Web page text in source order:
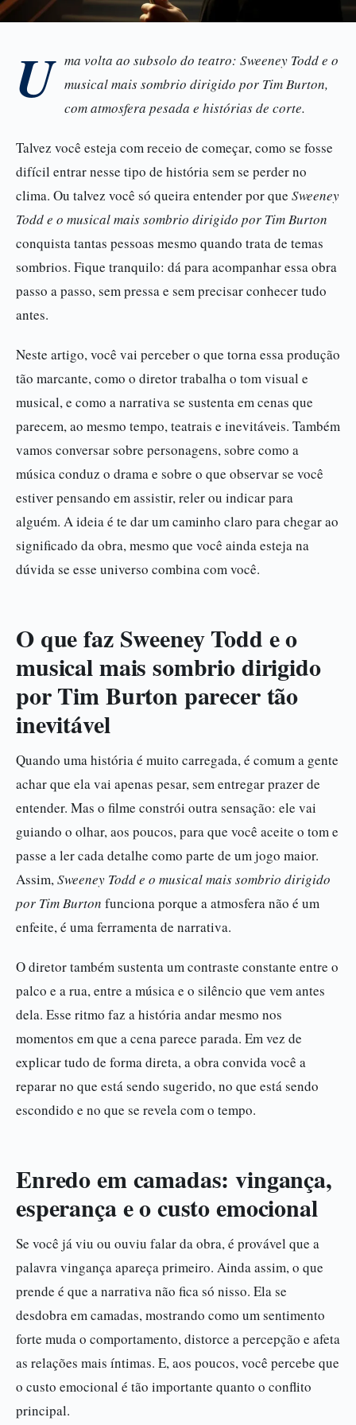
U ma volta ao subsolo do teatro: Sweeney Todd e o
musical mais sombrio dirigido por Tim Burton,
com atmosfera pesada e histórias de corte.
Talvez você esteja com receio de começar, como se fosse
difícil entrar nesse tipo de história sem se perder no
clima. Ou talvez você só queira entender por que Sweeney
Todd e o musical mais sombrio dirigido por Tim Burton
conquista tantas pessoas mesmo quando trata de temas
sombrios. Fique tranquilo: dá para acompanhar essa obra
passo a passo, sem pressa e sem precisar conhecer tudo
antes.
Neste artigo, você vai perceber o que torna essa produção
tão marcante, como o diretor trabalha o tom visual e
musical, e como a narrativa se sustenta em cenas que
parecem, ao mesmo tempo, teatrais e inevitáveis. Também
vamos conversar sobre personagens, sobre como a
música conduz o drama e sobre o que observar se você
estiver pensando em assistir, reler ou indicar para
alguém. A ideia é te dar um caminho claro para chegar ao
significado da obra, mesmo que você ainda esteja na
dúvida se esse universo combina com você.
O que faz Sweeney Todd e o
musical mais sombrio dirigido
por Tim Burton parecer tão
inevitável
Quando uma história é muito carregada, é comum a gente
achar que ela vai apenas pesar, sem entregar prazer de
entender. Mas o filme constrói outra sensação: ele vai
guiando o olhar, aos poucos, para que você aceite o tom e
passe a ler cada detalhe como parte de um jogo maior.
Assim,Sweeney Todd e o musical mais sombrio dirigido
por Tim Burton funciona porque a atmosfera não é um
enfeite, é uma ferramenta de narrativa.
O diretor também sustenta um contraste constante entre o
palco e a rua, entre a música e o silêncio que vem antes
dela. Esse ritmo faz a história andar mesmo nos
momentos em que a cena parece parada. Em vez de
explicar tudo de forma direta, a obra convida você a
reparar no que está sendo sugerido, no que está sendo
escondido e no que se revela com o tempo.
Enredo em camadas: vingança,
esperança e o custo emocional
Se você já viu ou ouviu falar da obra, é provável que a
palavra vingança apareça primeiro. Ainda assim, o que
prende é que a narrativa não fica só nisso. Ela se
desdobra em camadas, mostrando como um sentimento
forte muda o comportamento, distorce a percepção e afeta
as relações mais íntimas. E, aos poucos, você percebe que
o custo emocional é tão importante quanto o conflito
principal.